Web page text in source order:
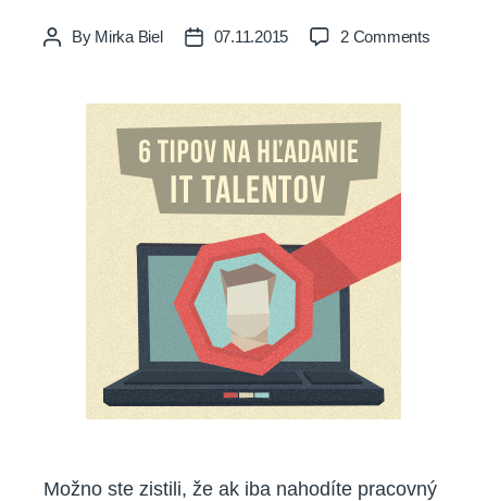
PostBy Mirka Biel
Post07.11.2015 2 Commentson
Možno ste zistili, že ak iba nahodíte pracovný